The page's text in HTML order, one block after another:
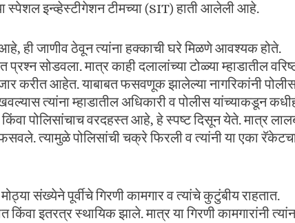
इन्व्हेस्टीगेशन टीमच्या (SIT) हाती आलेली आहे.
आहे, ही जाणीव ठेवून त्यांना हक्काची घरे मिळणे आवश्यक होते.
सोडवला. मात्र काही दलालांच्या टोळ्या म्हाडातील
करीत आहेत. याबाबत फसवणूक झालेल्या नागरिकांनी
त्यांना म्हाडातील अधिकारी व पोलीस यांच्याकडून
पोलिसांचाच वरदहस्त आहे, हे स्पष्ट दिसून येते. मात्र
त्यामुळे पोलिसांची चक्रे फिरली व त्यांनी या एका
संख्येने पूर्वीचे गिरणी कामगार व त्यांचे कुटुंबीय राहतात.
इतरत्र स्थायिक झाले. मात्र या गिरणी कामगारांनी